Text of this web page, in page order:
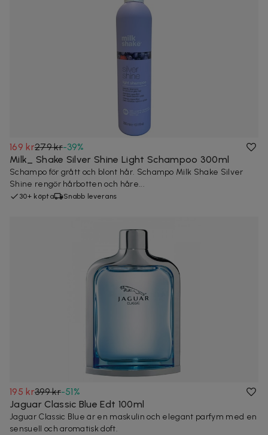
169 kr279 kr-39%
Milk_ Shake Silver Shine Light Schampoo 300ml
Schampo för grått och blont hår. Schampo Milk Shake Silver
Shine rengör hårbotten och håre...
30+ köpta Snabb leverans
195 kr399 kr-51%
Jaguar Classic Blue Edt 100ml
Jaguar Classic Blue är en maskulin och elegant parfym med en
sensuell och aromatisk doft.